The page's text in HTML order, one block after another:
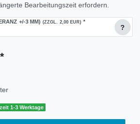
Bearbeitungszeit erfordern.
+/-3 MM) (ZZGL. 2,00 EUR) *
?
*
1-3 Werktage